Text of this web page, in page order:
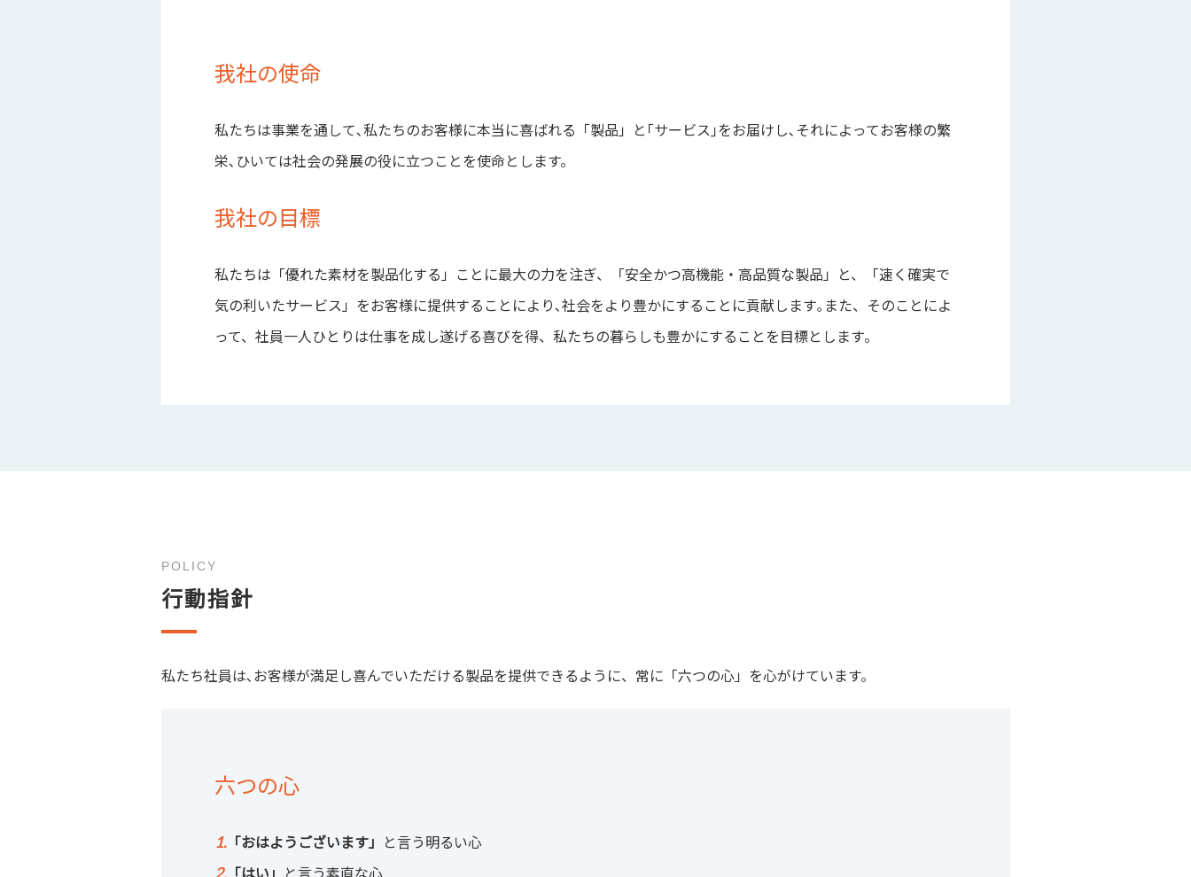
我社の使命
私たちは事業を通して､私たちのお客様に本当に喜ばれる「製品」と｢サービス｣をお届けし､それによってお客様の繁
栄､ひいては社会の発展の役に立つことを使命とします。
我社の目標
私たちは「優れた素材を製品化する」ことに最大の力を注ぎ、「安全かつ高機能・高品質な製品」と、「速く確実で
気の利いたサービス」をお客様に提供することにより､社会をより豊かにすることに貢献します｡また、そのことによ
って、社員一人ひとりは仕事を成し遂げる喜びを得、私たちの暮らしも豊かにすることを目標とします｡
POLICY
行動指針
私たち社員は､お客様が満足し喜んでいただける製品を提供できるように、常に「六つの心」を心がけています。
六つの心
1. 「おはようございます」 と言う明るい心
2. 「はい」 と言う素直な心